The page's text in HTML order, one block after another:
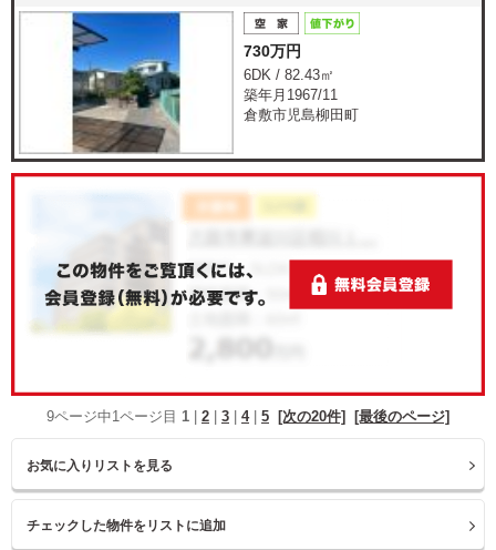
730万円
6DK / 82.43㎡
築年月1967/11
倉敷市児島柳田町
9ページ中1ページ目 1 2 3 4| 5 [次の20件] [最後のページ]
お気に入りリストを見る